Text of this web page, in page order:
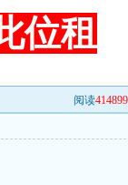
位租
阅读414899